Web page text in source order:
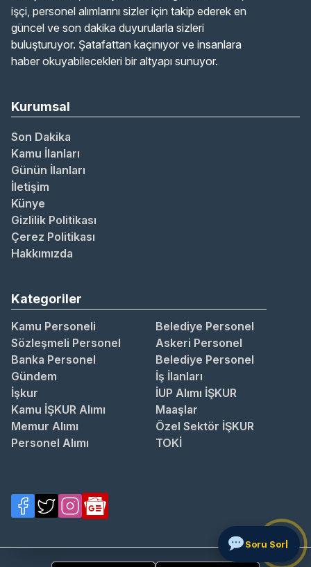
işçi, personel alımlarını sizler için takip ederek en
güncel ve son dakika duyurularla sizleri
buluşturuyor. Şatafattan kaçınıyor ve insanlara
haber okuyabilecekleri bir altyapı sunuyor.
Kurumsal
Son Dakika
Kamu İlanları
Günün İlanları
İletişim
Künye
Gizlilik Politikası
Çerez Politikası
Hakkımızda
Kategoriler
Kamu Personeli
Belediye Personel
Sözleşmeli Personel
Askeri Personel
Banka Personel
Belediye Personel
Gündem
İş İlanları
İşkur
İUP Alımı İŞKUR
Kamu İŞKUR Alımı
Maaşlar
Memur Alımı
Özel Sektör İŞKUR
Personel Alımı
TOKİ
S